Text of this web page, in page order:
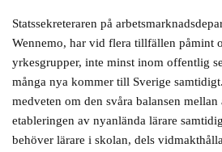
Statssekreteraren på
Wennemo, har vid flera tillfällen påmint
yrkesgrupper, inte minst inom offentlig
många nya kommer till Sverige
medveten om den svåra balansen
etableringen av nyanlända lärare
behöver lärare i skolan, dels